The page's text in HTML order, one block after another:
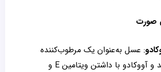
صورت
: عسل به‌عنوان یک مرطوب‌کننده
طبیعی عمل می‌کند و آووکادو با داشتن ویتامین E و